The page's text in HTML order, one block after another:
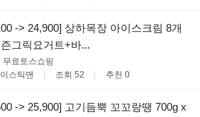
-> 24,900] 상하목장 아이스크림 8개
그릭요거트+바...
무료토스쇼핑
스틱맨 조회 52 추천 0
-> 25,900] 고기듬뿍 꼬꼬랑땡 700g x